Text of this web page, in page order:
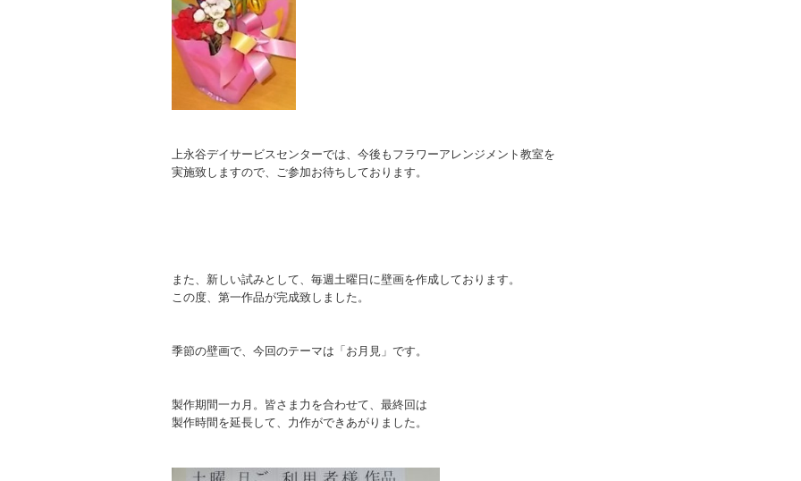
上永谷デイサービスセンターでは、今後もフラワーアレンジメント教室を
実施致しますので、ご参加お待ちしております。
また、新しい試みとして、毎週土曜日に壁画を作成しております。
この度、第一作品が完成致しました。
季節の壁画で、今回のテーマは「お月見」です。
製作期間一カ月。皆さま力を合わせて、最終回は
製作時間を延長して、力作ができあがりました。